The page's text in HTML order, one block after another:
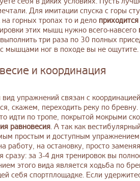
Для имитации спуска с горы
на горных тропах то и дело
этих мышц нужно всего-навсего
три раза по 30 полных
мышцами ног в походе вы не ощутите.
и координация
упражнений связан с
скажем, переходить реку по
идти по тропе, покрытой мокрыми
равновесия. А так как
простым и доступным упражнением
работу, на остановку, просто
сразу: за 3-4 дня тренировок вы
этого вида является ходьба по
себя спортплощадке. Если